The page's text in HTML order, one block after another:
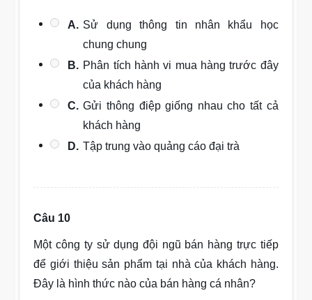
A. Sử dụng thông tin nhân khẩu học
chung chung
B. Phân tích hành vi mua hàng trước đây
của khách hàng
C. Gửi thông điệp giống nhau cho tất cả
khách hàng
D. Tập trung vào quảng cáo đại trà
Câu 10
Một công ty sử dụng đội ngũ bán hàng trực tiếp
để giới thiệu sản phẩm tại nhà của khách hàng.
Đây là hình thức nào của bán hàng cá nhân?